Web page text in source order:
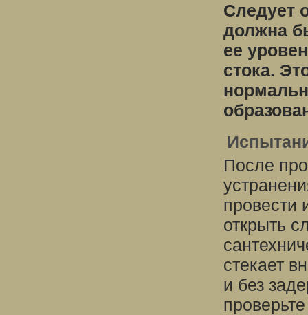
Следует
должна
ее
стока.
После
провести
открыть
стекает
и без